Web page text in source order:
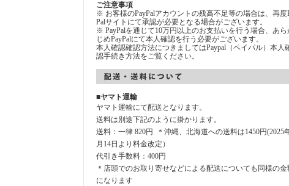
ご注意事項
※ お客様のPayPalアカウントの残高不足等の場合は、再度
Palサイトにて承認が必要となる場合がございます。
※ PayPalを通じて10万円以上のお支払いを行う場合、あら
じめPayPalにて本人確認を行う必要がございます。
本人確認確認方法につきましてはPaypal（ペイパル）本人
認手続き方法をご覧ください。
■ヤマト運輸
ヤマト運輸にて配送となります。
送料は別途下記のように掛かります。
送料：一律 820円 ＊沖縄、北海道への送料は1450円(2025
月14日より料金改定）
代引き手数料：400円
＊店頭でのお取り寄せなどによる配送についても同様の金
になります